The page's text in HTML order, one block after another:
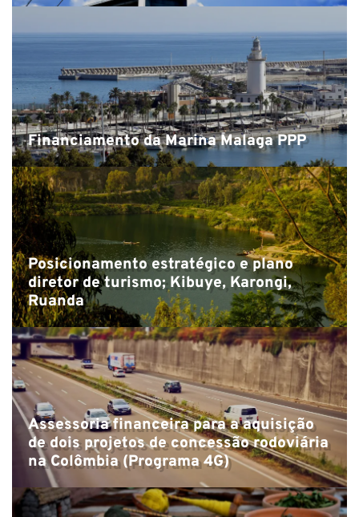
Financiamento da Marina Malaga PPP
Posicionamento estratégico e plano
diretor de turismo; Kibuye, Karongi,
Ruanda
Assessoria financeira para a aquisição
de dois projetos de concessão rodoviária
na Colômbia (Programa 4G)